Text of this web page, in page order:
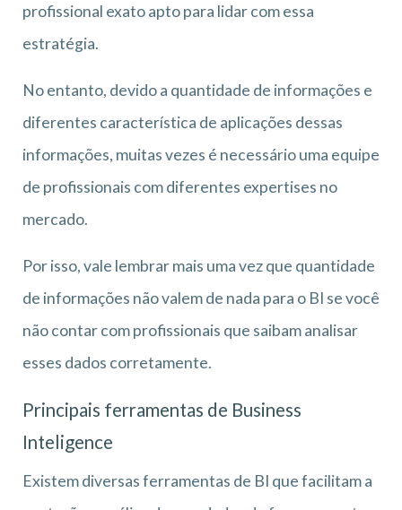
profissional exato apto para lidar com essa
estratégia.
No entanto, devido a quantidade de informações e
diferentes característica de aplicações dessas
informações, muitas vezes é necessário uma equipe
de profissionais com diferentes expertises no
mercado.
Por isso, vale lembrar mais uma vez que quantidade
de informações não valem de nada para o BI se você
não contar com profissionais que saibam analisar
esses dados corretamente.
Principais ferramentas de Business
Inteligence
Existem diversas ferramentas de BI que facilitam a